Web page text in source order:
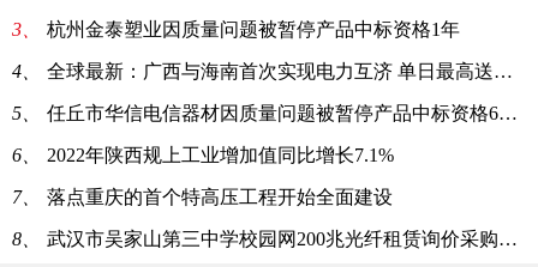
3、 杭州金泰塑业因质量问题被暂停产品中标资格1年
4、 全球最新：广西与海南首次实现电力互济 单日最高送电量达1200万千瓦时
5、 任丘市华信电信器材因质量问题被暂停产品中标资格6个月:每日热门
6、 2022年陕西规上工业增加值同比增长7.1%
7、 落点重庆的首个特高压工程开始全面建设
8、 武汉市吴家山第三中学校园网200兆光纤租赁询价采购项目:世界新资讯